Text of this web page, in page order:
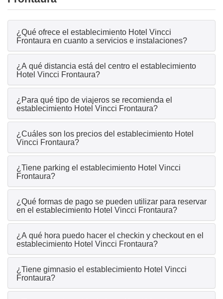
¿Qué ofrece el establecimiento Hotel Vincci
Frontaura en cuanto a servicios e instalaciones?
¿A qué distancia está del centro el establecimiento
Hotel Vincci Frontaura?
¿Para qué tipo de viajeros se recomienda el
establecimiento Hotel Vincci Frontaura?
¿Cuáles son los precios del establecimiento Hotel
Vincci Frontaura?
¿Tiene parking el establecimiento Hotel Vincci
Frontaura?
¿Qué formas de pago se pueden utilizar para reservar
en el establecimiento Hotel Vincci Frontaura?
¿A qué hora puedo hacer el checkin y checkout en el
establecimiento Hotel Vincci Frontaura?
¿Tiene gimnasio el establecimiento Hotel Vincci
Frontaura?